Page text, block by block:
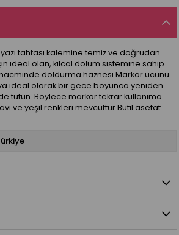
tahtası kalemine temiz ve doğrudan
ideal olan, kılcal dolum sistemine sahip
doldurma haznesi Markör ucunu
ideal olarak bir gece boyunca yeniden
tutun. Böylece markör tekrar kullanıma
ve yeşil renkleri mevcuttur Bütil asetat